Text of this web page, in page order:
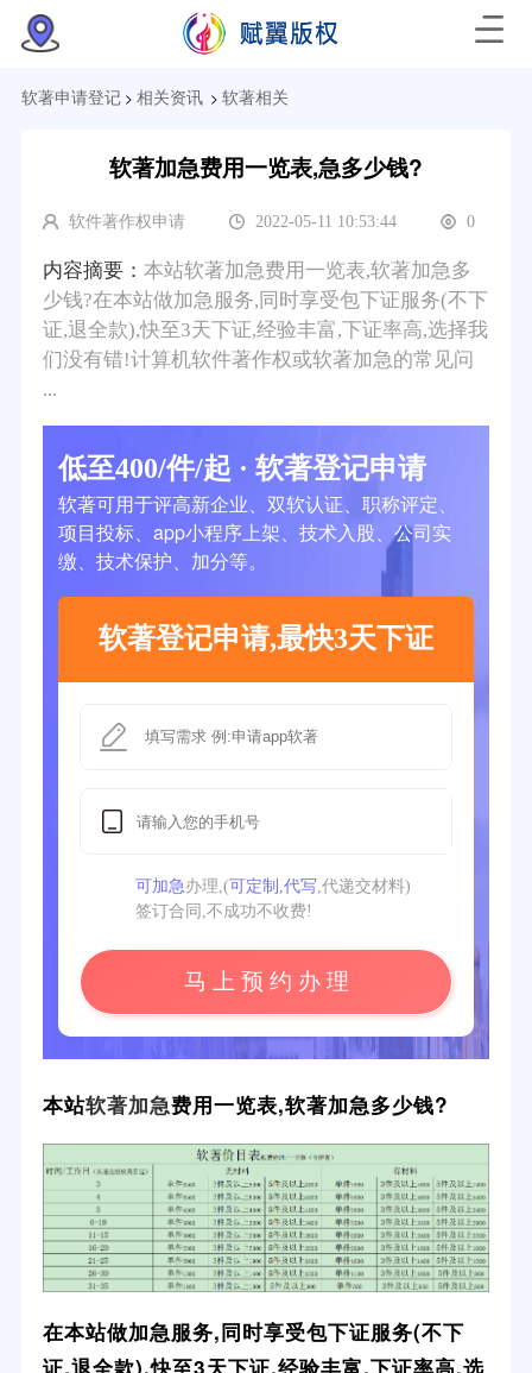
软著申请登记> 相关资讯> 软著相关
软著加急费用一览表,急多少钱?
软件著作权申请 2022-05-11 10:53:44 0
内容摘要： 本站软著加急费用一览表,软著加急多
少钱?在本站做加急服务,同时享受包下证服务(不下
证,退全款),快至3天下证,经验丰富,下证率高,选择我
们没有错!计算机软件著作权或软著加急的常见问
...
低至400/件/起 · 软著登记申请
软著可用于评高新企业、双软认证、职称评定、
项目投标、app小程序上架、技术入股、公司实
缴、技术保护、加分等。
软著登记申请,最快3天下证
可加急办理,(可定制,代写 ,代递交材料)
签订合同,不成功不收费!
马 上 预 约 办 理
本站软著加急费用一览表,软著加急多少钱?
在本站做加急服务,同时享受包下证服务(不下
证,退全款),快至3天下证,经验丰富,下证率高,选